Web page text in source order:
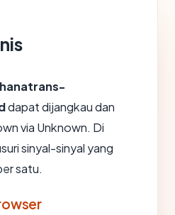
dapat dijangkau dan
via Unknown. Di
sinyal-sinyal yang
satu.